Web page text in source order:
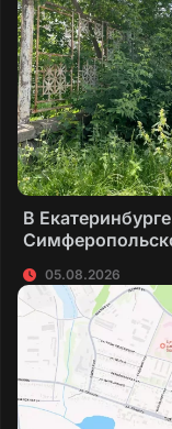
В
05.08.2026